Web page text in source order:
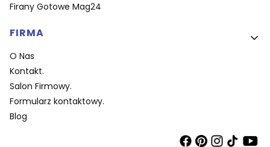
Firany Gotowe Mag24
FIRMA
O Nas
Kontakt.
Salon Firmowy.
Formularz kontaktowy.
Blog